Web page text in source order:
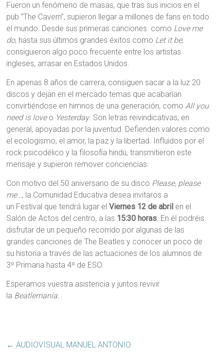
Fueron un fenómeno de masas, que tras sus inicios en el
pub “The Cavern”, supieron llegar a millones de fans en todo
el mundo. Desde sus primeras canciones como Love me
do, hasta sus últimos grandes éxitos como Let it be;
consiguieron algo poco frecuente entre los artistas
ingleses, arrasar en Estados Unidos.
En apenas 8 años de carrera, consiguen sacar a la luz 20
discos y dejan en el mercado temas que acabarían
convirtiéndose en himnos de una generación, comoAll you
need is loveo Yesterday. Son letras reivindicativas, en
general, apoyadas por la juventud. Defienden valores como
el ecologismo, el amor, la paz y la libertad. Influidos por el
rock psicodélico y la filosofía hindú, transmitieron este
mensaje y supieron remover conciencias.
Con motivo del 50 aniversario de su disco Please, please
me…, la Comunidad Educativa desea invitaros a
un Festival que tendrá lugar elViernes 12 de abril en el
Salón de Actos del centro, a las 15:30 horas. En él podréis
disfrutar de un pequeño recorrido por algunas de las
grandes canciones de The Beatles y conocer un poco de
su historia a través de las actuaciones de los alumnos de
3º Primaria hasta 4º de ESO.
Esperamos vuestra asistencia y juntos revivir
la Beatlemanía.
← AUDIOVISUAL MANUEL ANTONIO